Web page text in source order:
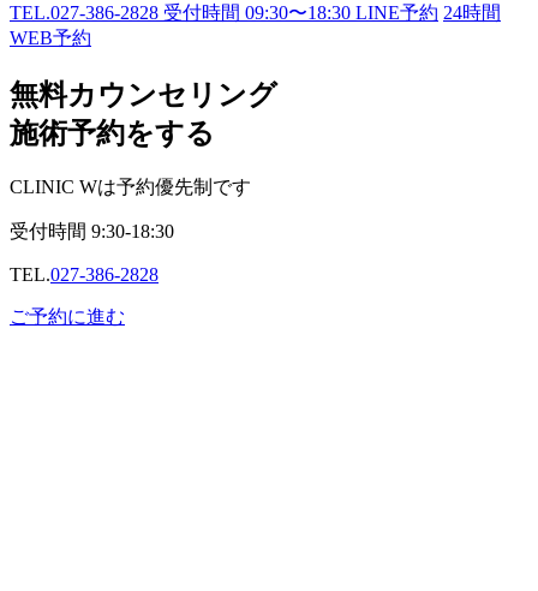
TEL.027-386-2828 受付時間 09:30〜18:30 LINE予約 24時間
WEB予約
無料カウンセリング
施術予約をする
CLINIC Wは予約優先制です
受付時間 9:30-18:30
TEL.027-386-2828
ご予約に進む